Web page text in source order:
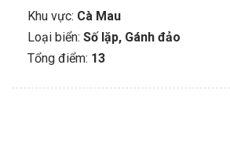
Khu vực: Cà Mau
Loại biển: Số lặp, Gánh đảo
Tổng điểm: 13